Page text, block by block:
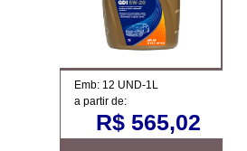
Emb: 12 UND-1L
a partir de:
R$ 565,02